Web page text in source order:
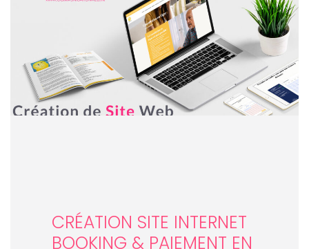
CRÉATION SITE INTERNET
BOOKING & PAIEMENT EN